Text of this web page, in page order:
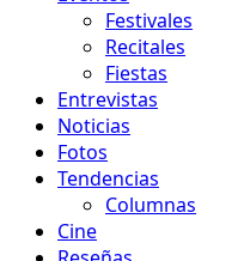
Festivales
Recitales
Fiestas
Entrevistas
Noticias
Fotos
Tendencias
Columnas
Cine